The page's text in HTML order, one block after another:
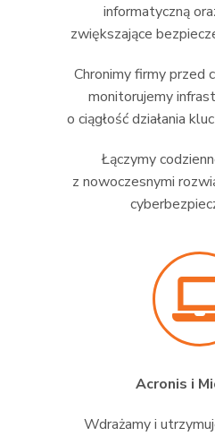
informatyczną
zwiększające
Chronimy firmy przed
monitorujemy
o ciągłość działania
Łączymy
z nowoczesnymi
Acronis i
Wdrażamy i